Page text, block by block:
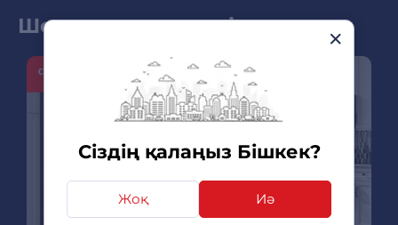
Сіздің қалаңыз Бішкек?
Жоқ Иә
Шолу мен жаңа өнімдер